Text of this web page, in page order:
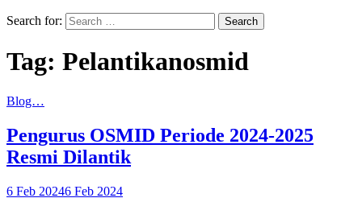
Search for:
Tag: Pelantikanosmid
Blog…
Pengurus OSMID Periode 2024-2025
Resmi Dilantik
6 Feb 20246 Feb 2024